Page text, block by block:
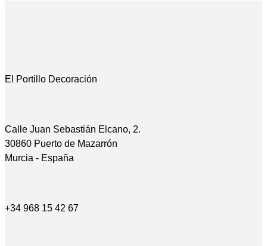
El Portillo Decoración
Calle Juan Sebastián Elcano, 2.
30860 Puerto de Mazarrón
Murcia - España
+34 968 15 42 67